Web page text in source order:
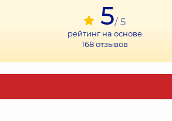
5/ 5
рейтинг на основе
168отзывов